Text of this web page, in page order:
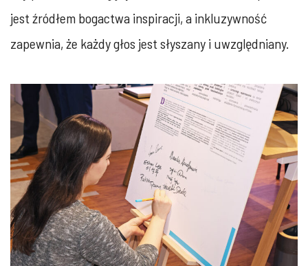
jest źródłem bogactwa inspiracji, a inkluzywność
zapewnia, że każdy głos jest słyszany i uwzględniany.